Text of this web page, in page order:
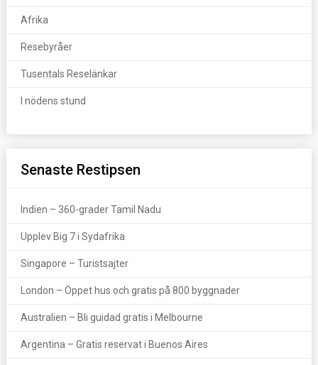
Afrika
Resebyråer
Tusentals Reselänkar
I nödens stund
Senaste Restipsen
Indien – 360-grader Tamil Nadu
Upplev Big 7 i Sydafrika
Singapore – Turistsajter
London – Öppet hus och gratis på 800 byggnader
Australien – Bli guidad gratis i Melbourne
Argentina – Gratis reservat i Buenos Aires